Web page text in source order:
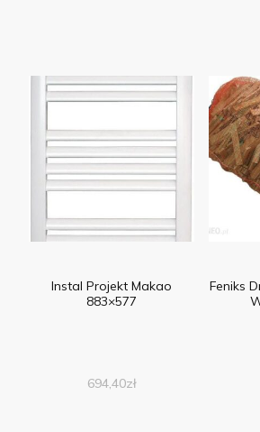
Instal Projekt Makao
883×577
694,40zł
Feniks